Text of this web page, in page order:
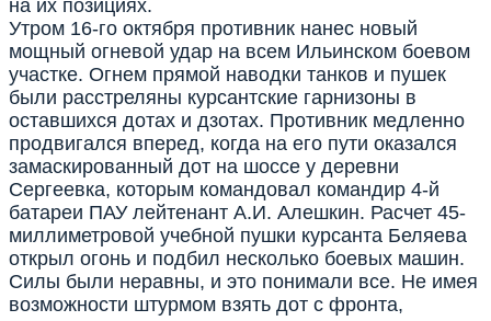
на их позициях.
Утром 16-го октября противник нанес новый
мощный огневой удар на всем Ильинском боевом
участке. Огнем прямой наводки танков и пушек
были расстреляны курсантские гарнизоны в
оставшихся дотах и дзотах. Противник медленно
продвигался вперед, когда на его пути оказался
замаскированный дот на шоссе у деревни
Сергеевка, которым командовал командир 4-й
батареи ПАУ лейтенант А.И. Алешкин. Расчет 45-
миллиметровой учебной пушки курсанта Беляева
открыл огонь и подбил несколько боевых машин.
Силы были неравны, и это понимали все. Не имея
возможности штурмом взять дот с фронта,